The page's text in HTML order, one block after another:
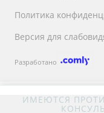
Политика
Версия для
Разработано
ИМЕЮТСЯ